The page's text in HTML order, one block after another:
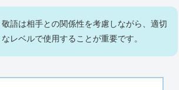
敬語は相手との関係性を考慮しながら、適切
なレベルで使用することが重要です。